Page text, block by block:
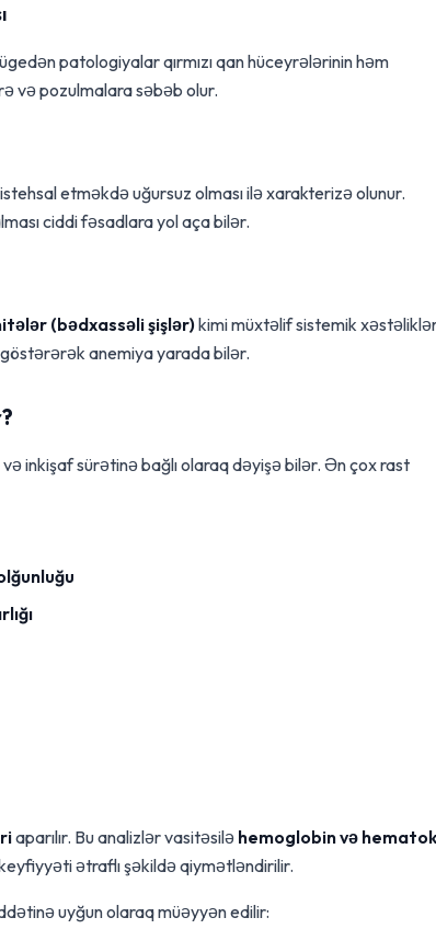
patologiyalar qırmızı qan hüceyrələrinin həm
və pozulmalara səbəb olur.
istehsal etməkdə uğursuz olması ilə xarakterizə olunur.
ciddi fəsadlara yol aça bilər.
(bədxassəli şişlər)kimi müxtəlif sistemik
anemiya yarada bilər.
inkişaf sürətinə bağlı olaraq dəyişə bilər. Ən çox rast
aparılır. Bu analizlər vasitəsilə hemoglobin və
keyfiyyəti ətraflı şəkildə qiymətləndirilir.
uyğun olaraq müəyyən edilir: